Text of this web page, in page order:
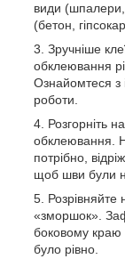
види
(бетон,
Зручніше
обклеювання
Ознайомтеся з
роботи.
Розгорніть
обклеювання.
потрібно,
щоб шви були
Розрівняйте
«зморшок».
боковому
було рівно.